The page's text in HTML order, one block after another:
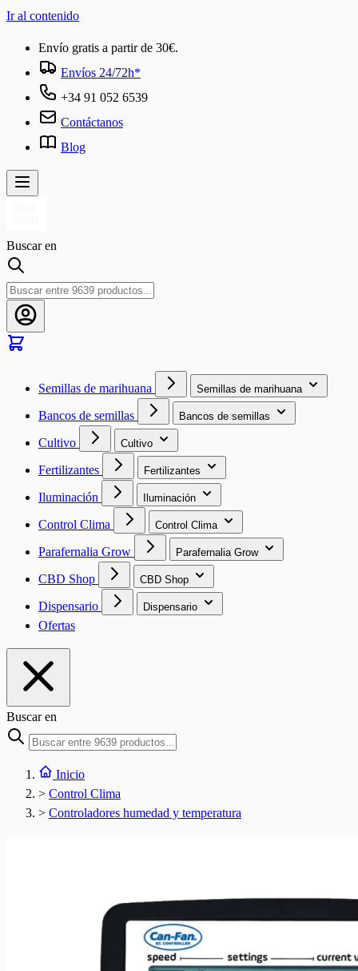
Ir al contenido
Envío gratis a partir de 30€.
Envíos 24/72h*
+34 91 052 6539
Contáctanos
Blog
Buscar en
Semillas de marihuana Semillas de marihuana
Bancos de semillas Bancos de semillas
Cultivo Cultivo
Fertilizantes Fertilizantes
Iluminación Iluminación
Control Clima Control Clima
Parafernalia Grow Parafernalia Grow
CBD Shop CBD Shop
Dispensario Dispensario
Ofertas
Buscar en
Inicio
> Control Clima
> Controladores humedad y temperatura